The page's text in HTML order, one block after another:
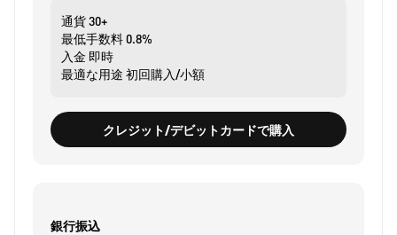
通貨30+
最低手数料0.8%
入金 即時
最適な用途 初回購入/小額
クレジット/デビットカードで購入
銀行振込